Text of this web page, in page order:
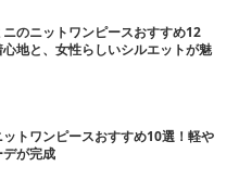
のニットワンピースおすすめ12
地と、女性らしいシルエットが魅
トワンピースおすすめ10選！軽や
が完成